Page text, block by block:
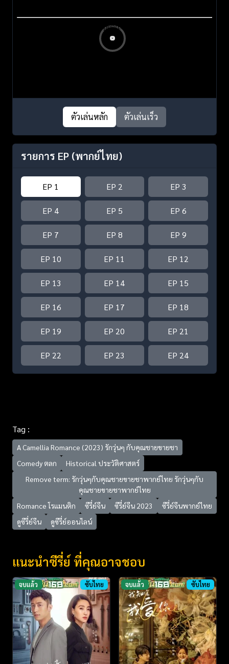
ตัวเล่นหลัก ตัวเล่นเร็ว
รายการ EP (พากย์ไทย)
EP 1 EP 2 EP 3
EP 4 EP 5 EP 6
EP 7 EP 8 EP 9
EP 10 EP 11 EP 12
EP 13 EP 14 EP 15
EP 16 EP 17 EP 18
EP 19 EP 20 EP 21
EP 22 EP 23 EP 24
Tag :
A Camellia Romance (2023) รักวุ่นๆ กับคุณชายขายชา
Comedy ตลก
Historical ประวัติศาสตร์
Remove term: รักวุ่นๆกับคุณชายขายชาพากย์ไทย รักวุ่นๆกับ
คุณชายขายชาพากย์ไทย
Romance โรแมนติก
ซีรี่ย์จีน ซีรี่ย์จีน 2023
ซีรี่ย์จีนพากย์ไทย
ดูซีรี่ย์จีน
ดูซีรี่ย์ออนไลน์
แนะนำซีรี่ย์ ที่คุณอาจชอบ
จบแล้ว ซับไทย จบแล้ว ซับไทย